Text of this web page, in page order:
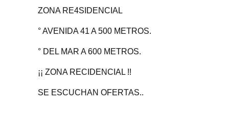
ZONA RE4SIDENCIAL
° AVENIDA 41 A 500 METROS.
° DEL MAR A 600 METROS.
¡¡ ZONA RECIDENCIAL !!
SE ESCUCHAN OFERTAS..